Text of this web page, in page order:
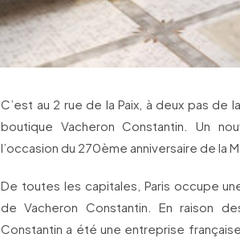
C’est au 2 rue de la Paix, à deux pas de
boutique Vacheron Constantin. Un
l’occasion du 270ème anniversaire de la
De toutes les capitales, Paris occupe
de Vacheron Constantin. En raison
Constantin a été une entreprise